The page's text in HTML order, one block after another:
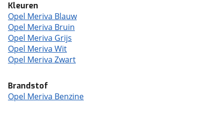
Kleuren
Opel Meriva Blauw
Opel Meriva Bruin
Opel Meriva Grijs
Opel Meriva Wit
Opel Meriva Zwart
Brandstof
Opel Meriva Benzine